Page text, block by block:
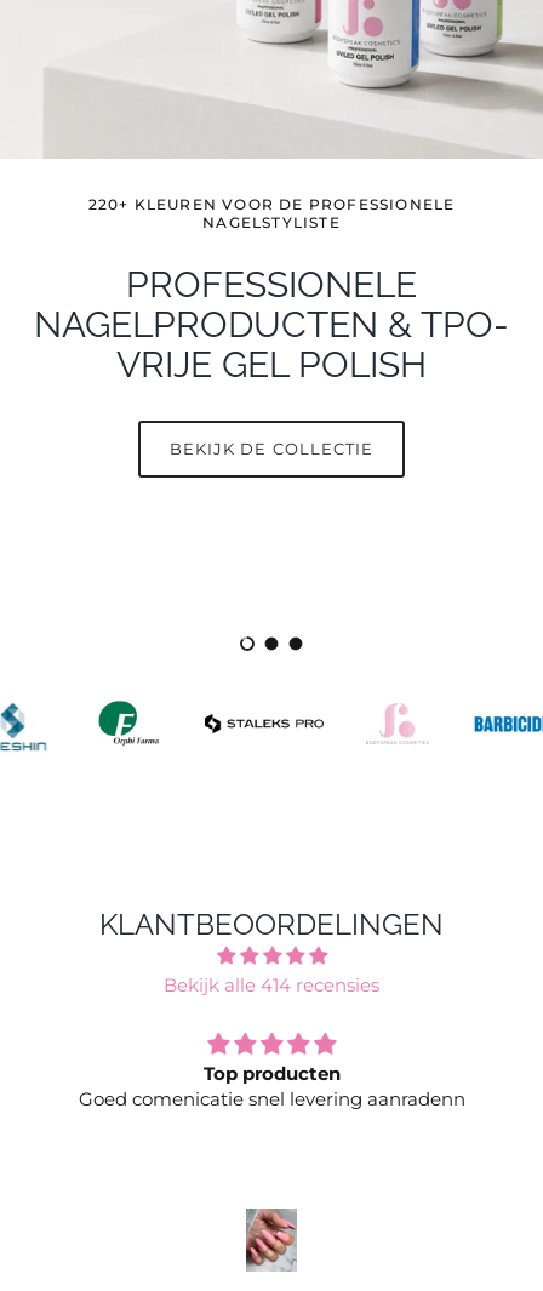
220+ KLEUREN VOOR DE PROFESSIONELE
NAGELSTYLISTE
PROFESSIONELE
NAGELPRODUCTEN & TPO-
VRIJE GEL POLISH
BEKIJK DE COLLECTIE
Dia laden 1 van 3
Dia laden 2 van 3
Dia laden 3 van 3
KLANTBEOORDELINGEN
Bekijk alle 414 recensies
Top producten
Goed comenicatie snel levering aanradenn